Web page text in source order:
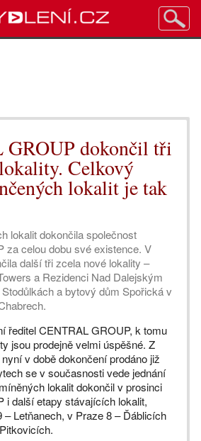
dokončil tři
Celkový
lokalit je tak
lokalit dokončila společnost
za celou dobu své existence. V
další tři zcela nové lokality –
a Rezidenci Nad Dalejským
a bytový dům Spořická v
ředitel CENTRAL GROUP, k tomu
jsou prodejně velmi úspěšné. Z
v době dokončení prodáno již
se v současnosti vede jednání
lokalit dokončil v prosinci
i další etapy stávajících lokalit,
– Letňanech, v Praze 8 – Ďáblicích